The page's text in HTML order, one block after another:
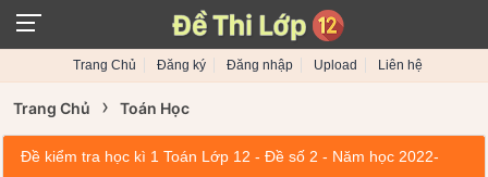
Trang Chủ Đăng ký Đăng nhập Upload Liên hệ
Trang Chủ › Toán Học
Đề kiểm tra học kì 1 Toán Lớp 12 - Đề số 2 - Năm học 2022-